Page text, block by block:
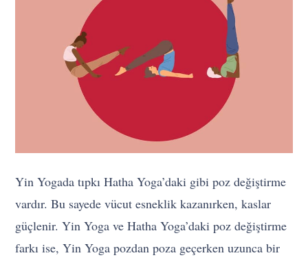
Yin Yogada tıpkı Hatha Yoga’daki gibi poz değiştirme
vardır. Bu sayede vücut esneklik kazanırken, kaslar
güçlenir. Yin Yoga ve Hatha Yoga’daki poz değiştirme
farkı ise, Yin Yoga pozdan poza geçerken uzunca bir